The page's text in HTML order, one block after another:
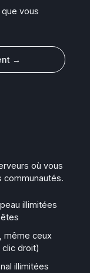
vous
→
où vous
communautés.
illimitées
même ceux
droit)
illimitées